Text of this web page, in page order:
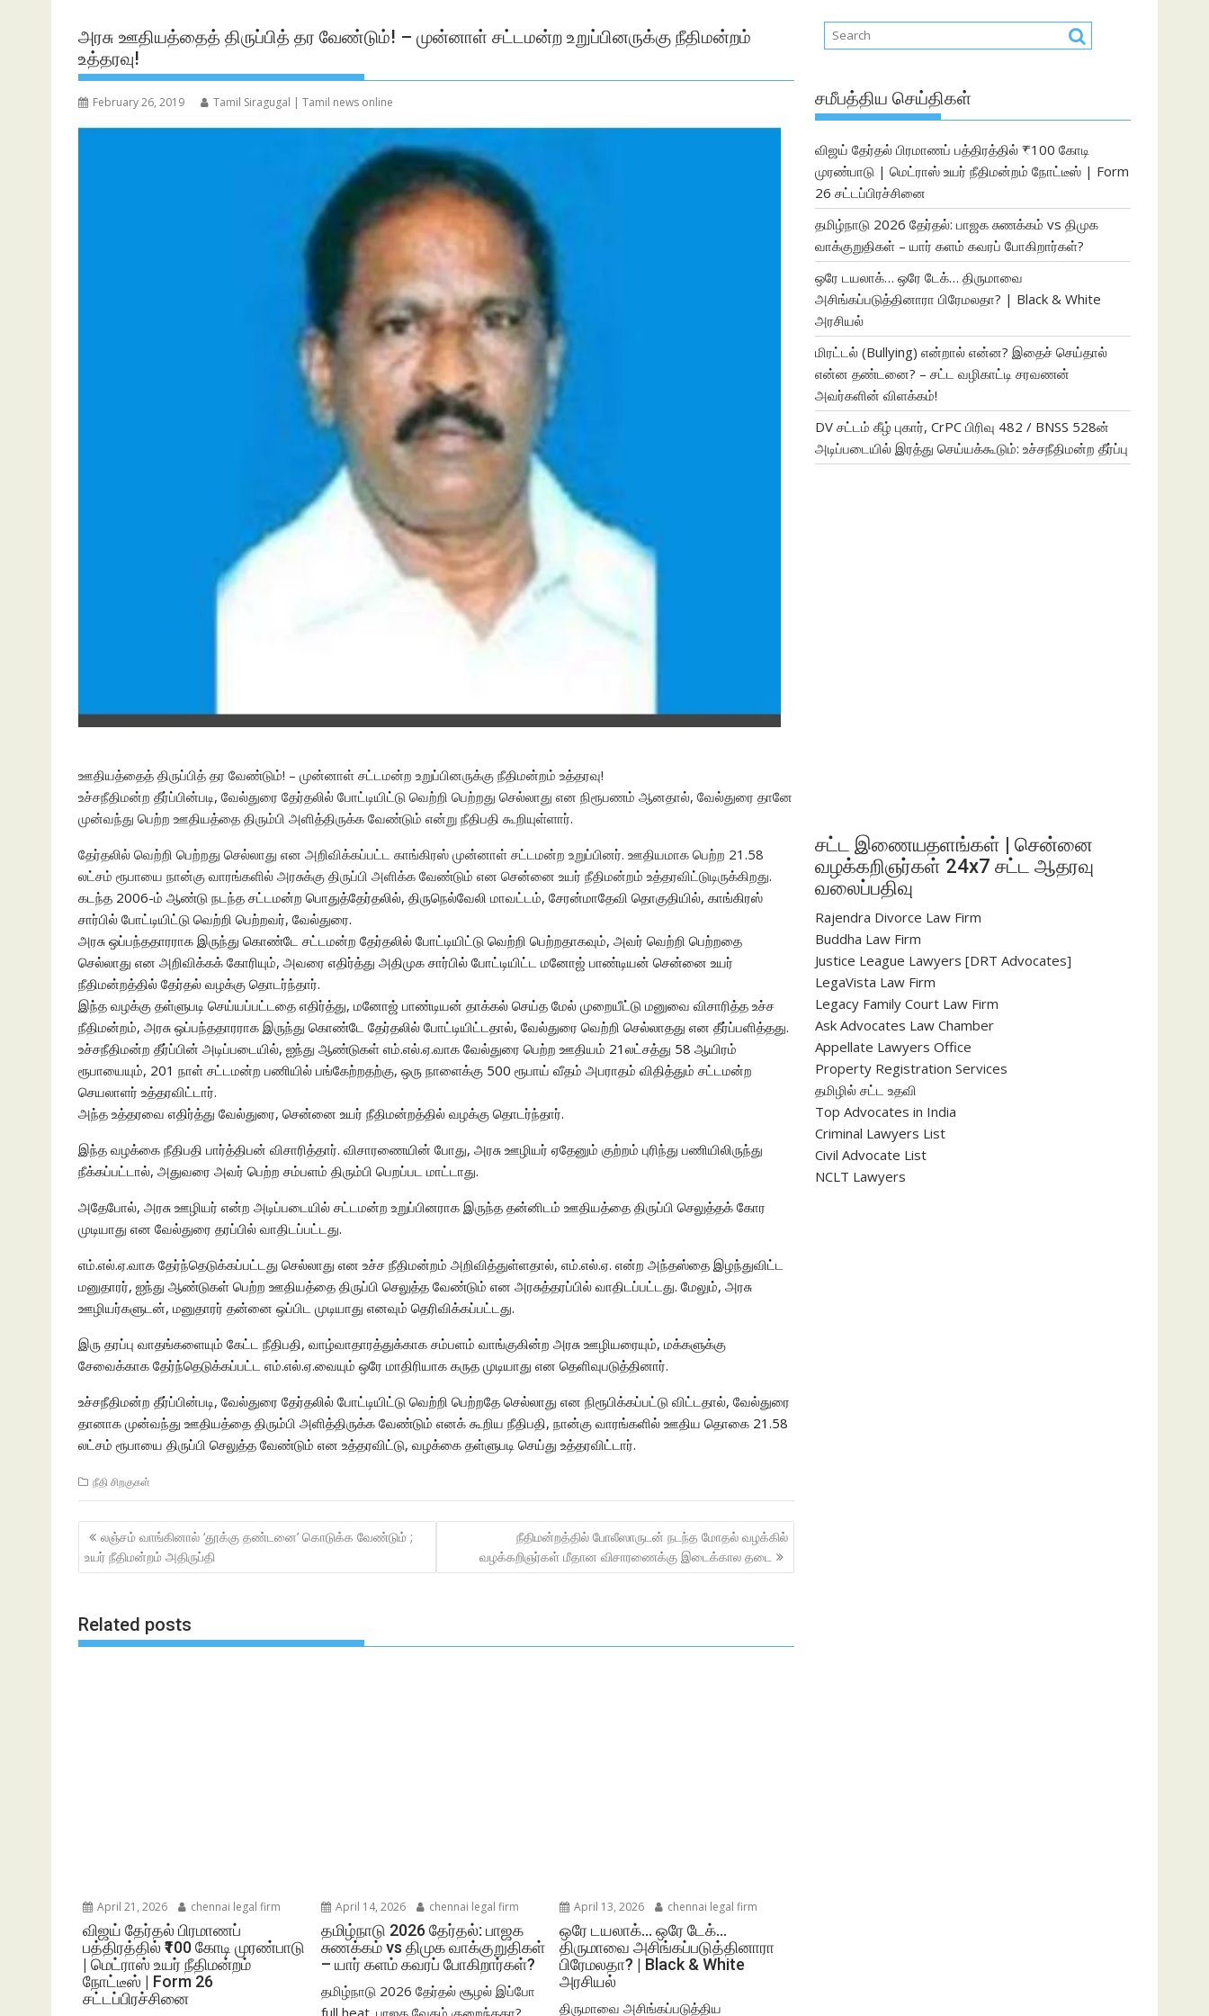
அரசு ஊதியத்தைத் திருப்பித் தர வேண்டும்! – முன்னாள் சட்டமன்ற உறுப்பினருக்கு நீதிமன்றம்
உத்தரவு!
February 26, 2019 Tamil Siragugal | Tamil news online
ஊதியத்தைத் திருப்பித் தர வேண்டும்! – முன்னாள் சட்டமன்ற உறுப்பினருக்கு நீதிமன்றம் உத்தரவு!
உச்சநீதிமன்ற தீர்ப்பின்படி, வேல்துரை தேர்தலில் போட்டியிட்டு வெற்றி பெற்றது செல்லாது என நிரூபணம் ஆனதால், வேல்துரை தானே
முன்வந்து பெற்ற ஊதியத்தை திரும்பி அளித்திருக்க வேண்டும் என்று நீதிபதி கூறியுள்ளார்.
தேர்தலில் வெற்றி பெற்றது செல்லாது என அறிவிக்கப்பட்ட காங்கிரஸ் முன்னாள் சட்டமன்ற உறுப்பினர். ஊதியமாக பெற்ற 21.58
லட்சம் ரூபாயை நான்கு வாரங்களில் அரசுக்கு திருப்பி அளிக்க வேண்டும் என சென்னை உயர் நீதிமன்றம் உத்தரவிட்டுடிருக்கிறது.
கடந்த 2006-ம் ஆண்டு நடந்த சட்டமன்ற பொதுத்தேர்தலில், திருநெல்வேலி மாவட்டம், சேரன்மாதேவி தொகுதியில், காங்கிரஸ்
சார்பில் போட்டியிட்டு வெற்றி பெற்றவர், வேல்துரை.
அரசு ஒப்பந்ததாரராக இருந்து கொண்டே சட்டமன்ற தேர்தலில் போட்டியிட்டு வெற்றி பெற்றதாகவும், அவர் வெற்றி பெற்றதை
செல்லாது என அறிவிக்கக் கோரியும், அவரை எதிர்த்து அதிமுக சார்பில் போட்டியிட்ட மனோஜ் பாண்டியன் சென்னை உயர்
நீதிமன்றத்தில் தேர்தல் வழக்கு தொடர்ந்தார்.
இந்த வழக்கு தள்ளுபடி செய்யப்பட்டதை எதிர்த்து, மனோஜ் பாண்டியன் தாக்கல் செய்த மேல் முறையீட்டு மனுவை விசாரித்த உச்ச
நீதிமன்றம், அரசு ஒப்பந்ததாரராக இருந்து கொண்டே தேர்தலில் போட்டியிட்டதால், வேல்துரை வெற்றி செல்லாதது என தீர்ப்பளித்தது.
உச்சநீதிமன்ற தீர்ப்பின் அடிப்படையில், ஐந்து ஆண்டுகள் எம்.எல்.ஏ.வாக வேல்துரை பெற்ற ஊதியம் 21லட்சத்து 58 ஆயிரம்
ரூபாயையும், 201 நாள் சட்டமன்ற பணியில் பங்கேற்றதற்கு, ஒரு நாளைக்கு 500 ரூபாய் வீதம் அபராதம் விதித்தும் சட்டமன்ற
செயலாளர் உத்தரவிட்டார்.
அந்த உத்தரவை எதிர்த்து வேல்துரை, சென்னை உயர் நீதிமன்றத்தில் வழக்கு தொடர்ந்தார்.
இந்த வழக்கை நீதிபதி பார்த்திபன் விசாரித்தார். விசாரணையின் போது, அரசு ஊழியர் ஏதேனும் குற்றம் புரிந்து பணியிலிருந்து
நீக்கப்பட்டால், அதுவரை அவர் பெற்ற சம்பளம் திரும்பி பெறப்பட மாட்டாது.
அதேபோல், அரசு ஊழியர் என்ற அடிப்படையில் சட்டமன்ற உறுப்பினராக இருந்த தன்னிடம் ஊதியத்தை திருப்பி செலுத்தக் கோர
முடியாது என வேல்துரை தரப்பில் வாதிடப்பட்டது.
எம்.எல்.ஏ.வாக தேர்ந்தெடுக்கப்பட்டது செல்லாது என உச்ச நீதிமன்றம் அறிவித்துள்ளதால், எம்.எல்.ஏ. என்ற அந்தஸ்தை இழந்துவிட்ட
மனுதாரர், ஐந்து ஆண்டுகள் பெற்ற ஊதியத்தை திருப்பி செலுத்த வேண்டும் என அரசுத்தரப்பில் வாதிடப்பட்டது. மேலும், அரசு
ஊழியர்களுடன், மனுதாரர் தன்னை ஒப்பிட முடியாது எனவும் தெரிவிக்கப்பட்டது.
இரு தரப்பு வாதங்களையும் கேட்ட நீதிபதி, வாழ்வாதாரத்துக்காக சம்பளம் வாங்குகின்ற அரசு ஊழியரையும், மக்களுக்கு
சேவைக்காக தேர்ந்தெடுக்கப்பட்ட எம்.எல்.ஏ.வையும் ஒரே மாதிரியாக கருத முடியாது என தெளிவுபடுத்தினார்.
உச்சநீதிமன்ற தீர்ப்பின்படி, வேல்துரை தேர்தலில் போட்டியிட்டு வெற்றி பெற்றதே செல்லாது என நிரூபிக்கப்பட்டு விட்டதால், வேல்துரை
தானாக முன்வந்து ஊதியத்தை திரும்பி அளித்திருக்க வேண்டும் எனக் கூறிய நீதிபதி, நான்கு வாரங்களில் ஊதிய தொகை 21.58
லட்சம் ரூபாயை திருப்பி செலுத்த வேண்டும் என உத்தரவிட்டு, வழக்கை தள்ளுபடி செய்து உத்தரவிட்டார்.
நீதி சிறகுகள்
Post
navigation
லஞ்சம் வாங்கினால் ‘தூக்கு தண்டனை’ கொடுக்க வேண்டும் ;
உயர் நீதிமன்றம் அதிருப்தி
நீதிமன்றத்தில் போலீஸாருடன் நடந்த மோதல் வழக்கில்
வழக்கறிஞர்கள் மீதான விசாரணைக்கு இடைக்கால தடை
Related posts
April 21, 2026 chennai legal firm
விஜய் தேர்தல் பிரமாணப்
பத்திரத்தில் ₹100 கோடி முரண்பாடு
| மெட்ராஸ் உயர் நீதிமன்றம்
நோட்டீஸ் | Form 26
சட்டப்பிரச்சினை
April 14, 2026 chennai legal firm
தமிழ்நாடு 2026 தேர்தல்: பாஜக
சுணக்கம் vs திமுக வாக்குறுதிகள்
– யார் களம் கவரப் போகிறார்கள்?
தமிழ்நாடு 2026 தேர்தல் சூழல் இப்போ
April 13, 2026 chennai legal firm
ஒரே டயலாக்… ஒரே டேக்…
திருமாவை அசிங்கப்படுத்தினாரா
பிரேமலதா? | Black & White
அரசியல்
திருமாவை அசிங்கப்படுத்திய
சமீபத்திய செய்திகள்
விஜய் தேர்தல் பிரமாணப் பத்திரத்தில் ₹100 கோடி
முரண்பாடு | மெட்ராஸ் உயர் நீதிமன்றம் நோட்டீஸ் | Form
26 சட்டப்பிரச்சினை
தமிழ்நாடு 2026 தேர்தல்: பாஜக சுணக்கம் vs திமுக
வாக்குறுதிகள் – யார் களம் கவரப் போகிறார்கள்?
ஒரே டயலாக்… ஒரே டேக்… திருமாவை
அசிங்கப்படுத்தினாரா பிரேமலதா? | Black & White
அரசியல்
மிரட்டல் (Bullying) என்றால் என்ன? இதைச் செய்தால்
என்ன தண்டனை? – சட்ட வழிகாட்டி சரவணன்
அவர்களின் விளக்கம்!
DV சட்டம் கீழ் புகார், CrPC பிரிவு 482 / BNSS 528ன்
அடிப்படையில் இரத்து செய்யக்கூடும்: உச்சநீதிமன்ற தீர்ப்பு
சட்ட இணையதளங்கள் | சென்னை
வழக்கறிஞர்கள் 24x7 சட்ட ஆதரவு
வலைப்பதிவு
Rajendra Divorce Law Firm
Buddha Law Firm
Justice League Lawyers [DRT Advocates]
LegaVista Law Firm
Legacy Family Court Law Firm
Ask Advocates Law Chamber
Appellate Lawyers Office
Property Registration Services
தமிழில் சட்ட உதவி
Top Advocates in India
Criminal Lawyers List
Civil Advocate List
NCLT Lawyers